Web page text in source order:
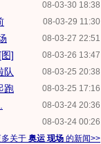
08-03-30 18:38
08-03-29 11:30
08-03-27 22:51
08-03-26 13:47
]
08-03-25 20:38
队
08-03-25 17:16
跑
08-03-24 20:36
08-03-24 00:26
关于 奥运 现场 的新闻>>